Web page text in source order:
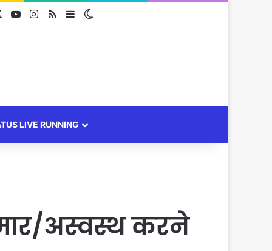
YouTubeInstagram
RSS Sidebar
LIVE RUNNING
अस्वस्थ करने